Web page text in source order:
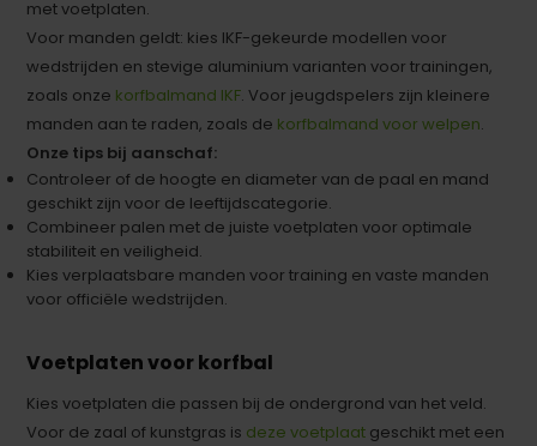
met voetplaten.
Voor manden geldt: kies IKF-gekeurde modellen voor
wedstrijden en stevige aluminium varianten voor trainingen,
zoals onze korfbalmand IKF. Voor jeugdspelers zijn kleinere
manden aan te raden, zoals de korfbalmand voor welpen.
Onze tips bij aanschaf:
Controleer of de hoogte en diameter van de paal en mand
geschikt zijn voor de leeftijdscategorie.
Combineer palen met de juiste voetplaten voor optimale
stabiliteit en veiligheid.
Kies verplaatsbare manden voor training en vaste manden
voor officiële wedstrijden.
Voetplaten voor korfbal
Kies voetplaten die passen bij de ondergrond van het veld.
Voor de zaal of kunstgras is deze voetplaat geschikt met een